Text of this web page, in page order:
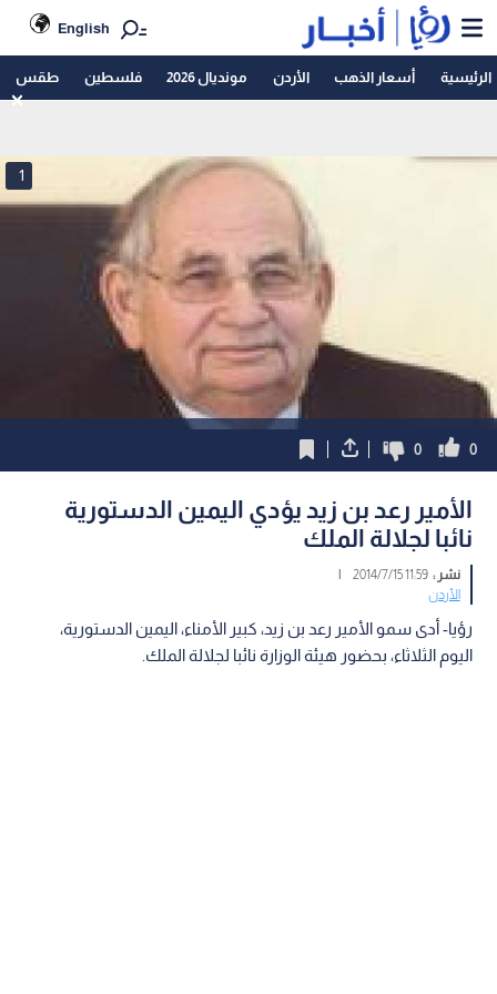
English
الرئيسية أسعار الذهب الأردن مونديال 2026 فلسطين طقس
1
0
0
الأمير رعد بن زيد يؤدي اليمين الدستورية
نائبا لجلالة الملك
نشر :11:59 2014/7/15
|
الأردن
رؤيا- أدى سمو الأمير رعد بن زيد، كبير الأمناء، اليمين الدستورية،
اليوم الثلاثاء، بحضور هيئة الوزارة نائبا لجلالة الملك.